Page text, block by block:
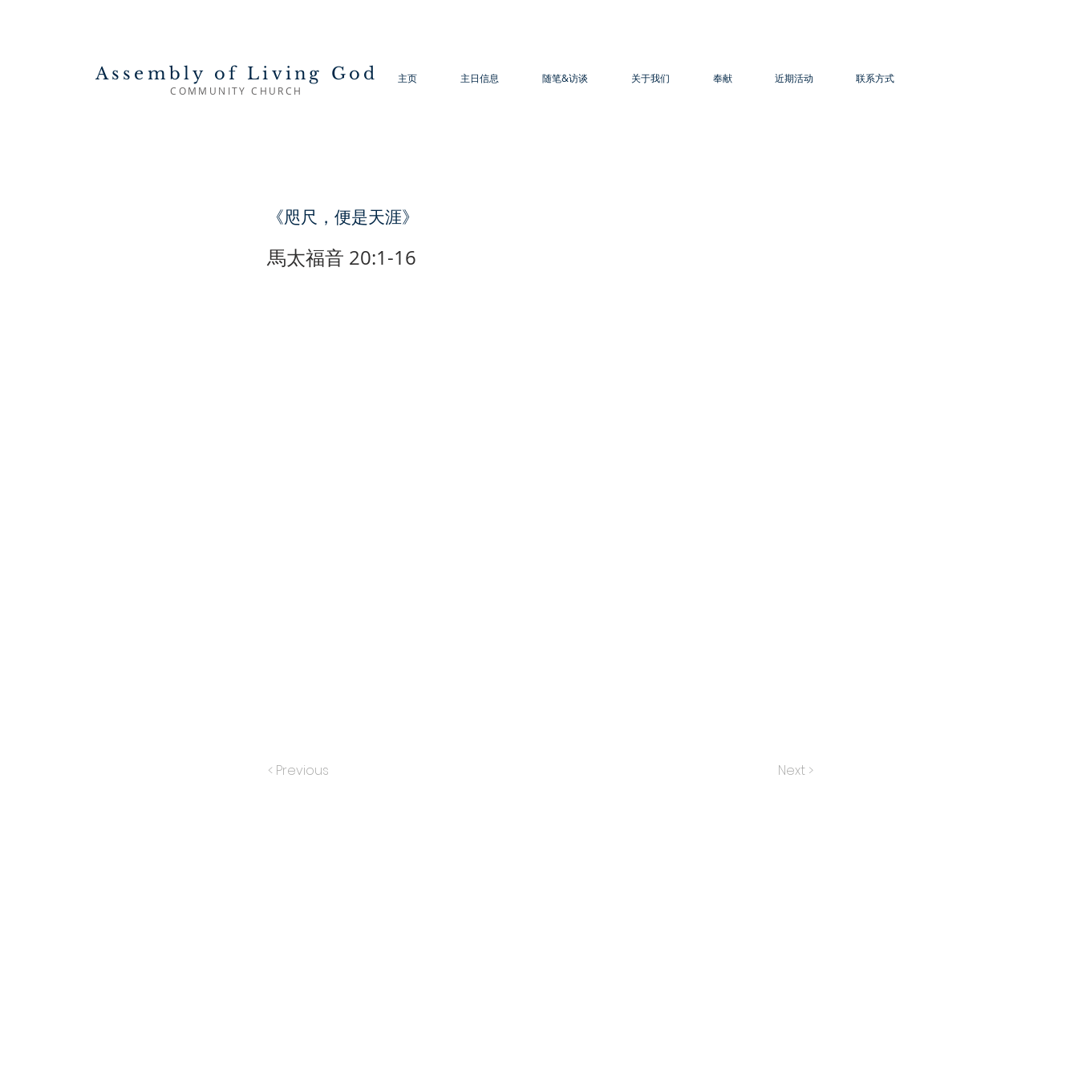
Assembly of Living God
COMMUNITY CHURCH
主页 主日信息 随笔&访谈 关于我们 奉献 近期活动 联系方式
《咫尺，便是天涯》
馬太福音 20:1-16
< Previous Next >